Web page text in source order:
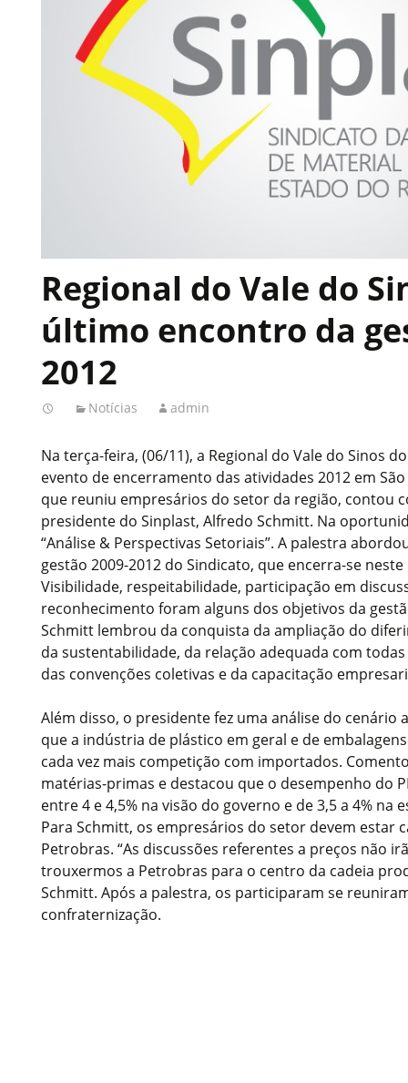
Regional do Vale do
último encontro da
2012
Notícias admin
Na terça-feira, (06/11), a Regional do Vale do Sinos
evento de encerramento das atividades 2012 em
que reuniu empresários do setor da região, contou
presidente do Sinplast, Alfredo Schmitt. Na
“Análise & Perspectivas Setoriais”. A palestra
gestão 2009-2012 do Sindicato, que encerra-se
Visibilidade, respeitabilidade, participação em
reconhecimento foram alguns dos objetivos da
Schmitt lembrou da conquista da ampliação do
da sustentabilidade, da relação adequada com
das convenções coletivas e da capacitação
Além disso, o presidente fez uma análise do cenário
que a indústria de plástico em geral e de
cada vez mais competição com importados.
matérias-primas e destacou que o desempenho do
entre 4 e 4,5% na visão do governo e de 3,5 a 4% na
Para Schmitt, os empresários do setor devem estar
Petrobras. “As discussões referentes a preços não
trouxermos a Petrobras para o centro da cadeia
Schmitt. Após a palestra, os participaram se
confraternização.